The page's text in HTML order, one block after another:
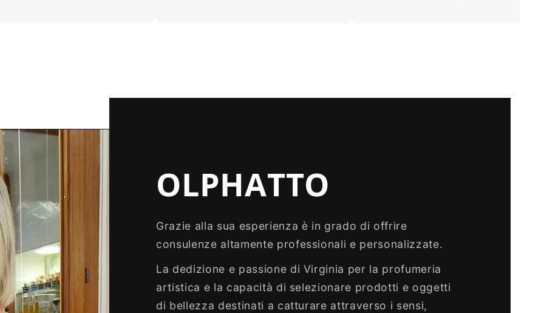
OLPHATTO
Grazie alla sua esperienza è in grado di offrire
consulenze altamente professionali e personalizzate.
La dedizione e passione di Virginia per la profumeria
artistica e la capacità di selezionare prodotti e oggetti
di bellezza destinati a catturare attraverso i sensi,